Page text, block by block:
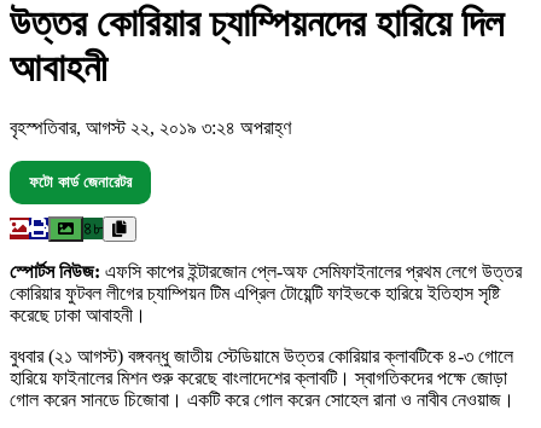
উত্তর কোরিয়ার চ্যাম্পিয়নদের হারিয়ে দিল
আবাহনী
বৃহস্পতিবার, আগস্ট ২২, ২০১৯ ৩:২৪ অপরাহ্ণ
ফটো কার্ড জেনারেটর
৪৮
স্পোর্টস নিউজ: এফসি কাপের ইন্টারজোন প্লে-অফ সেমিফাইনালের প্রথম লেগে উত্তর
কোরিয়ার ফুটবল লীগের চ্যাম্পিয়ন টিম এপ্রিল টোয়েন্টি ফাইভকে হারিয়ে ইতিহাস সৃষ্টি
করেছে ঢাকা আবাহনী।
বুধবার (২১ আগস্ট) বঙ্গবন্ধু জাতীয় স্টেডিয়ামে উত্তর কোরিয়ার ক্লাবটিকে ৪-৩ গোলে
হারিয়ে ফাইনালের মিশন শুরু করেছে বাংলাদেশের ক্লাবটি। স্বাগতিকদের পক্ষে জোড়া
গোল করেন সানডে চিজোবা। একটি করে গোল করেন সোহেল রানা ও নাবীব নেওয়াজ।